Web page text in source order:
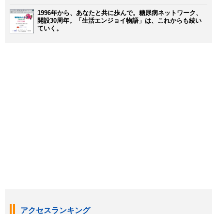
1996年から、あなたと共に歩んで。糖尿病ネットワーク、
開設30周年。「生活エンジョイ物語」は、これからも続い
ていく。
アクセスランキング